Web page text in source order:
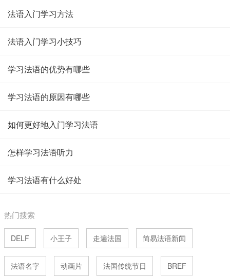
法语入门学习方法
法语入门学习小技巧
学习法语的优势有哪些
学习法语的原因有哪些
如何更好地入门学习法语
怎样学习法语听力
学习法语有什么好处
热门搜索
DELF 小王子 走遍法国 简易法语新闻
法语名字 动画片 法国传统节日 BREF